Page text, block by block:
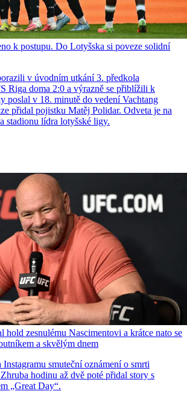
k postupu. Do Lotyšska si poveze solidní
v úvodním utkání 3. předkola
Riga doma 2:0 a výrazně se přiblížili k
poslal v 18. minutě do vedení Vachtang
přidal pojistku Matěj Polidar. Odveta je na
stadionu lídra lotyšské ligy.
hold zesnulému Nascimentovi a krátce nato se
a skvělým dnem
smuteční oznámení o smrti
hodinu až dvě poté přidal story s
„Great Day“.